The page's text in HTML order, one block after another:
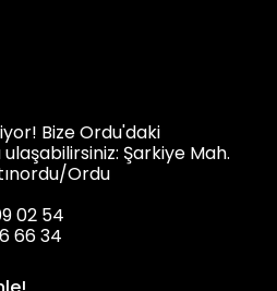
Bize Ordu'daki
Şarkiye Mah.
Ordu
02 54
66 34